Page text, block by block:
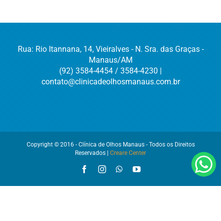
Rua: Rio Itannana, 14, Vieiralves - N. Sra. das Graças -
Manaus/AM
(92) 3584-4454 / 3584-4230 |
contato@clinicadeolhosmanaus.com.br
Copyright © 2016 - Clínica de Olhos Manaus - Todos os Direitos
Reservados | Creare Center
FacebookInstagramWhatsAppYouTube